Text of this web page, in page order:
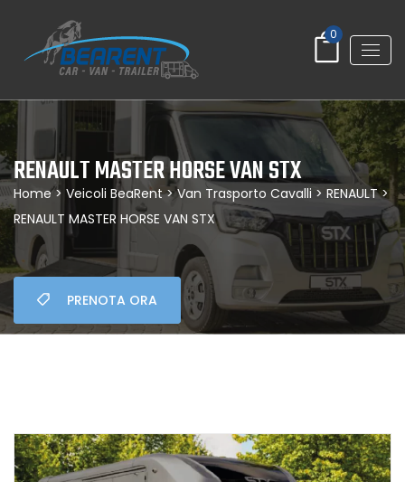
0
RENAULT MASTER HORSE VAN STX
Home> Veicoli BeaRent>Van Trasporto Cavalli > RENAULT>
RENAULT MASTER HORSE VAN STX
PRENOTA ORA